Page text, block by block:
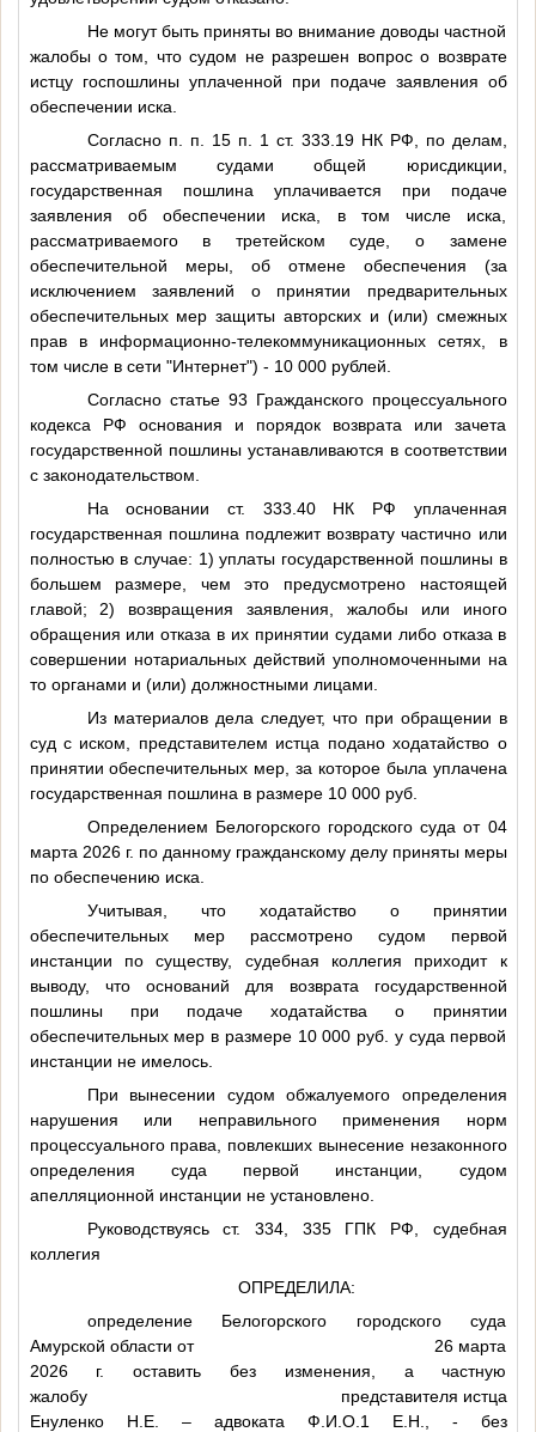
Не могут быть приняты во внимание доводы частной
жалобы о том, что судом не разрешен вопрос о возврате
истцу госпошлины уплаченной при подаче заявления об
обеспечении иска.
Согласно п. п. 15 п. 1 ст. 333.19 НК РФ, по делам,
рассматриваемым судами общей юрисдикции,
государственная пошлина уплачивается при подаче
заявления об обеспечении иска, в том числе иска,
рассматриваемого в третейском суде, о замене
обеспечительной меры, об отмене обеспечения (за
исключением заявлений о принятии предварительных
обеспечительных мер защиты авторских и (или) смежных
прав в информационно-телекоммуникационных сетях, в
том числе в сети "Интернет") - 10 000 рублей.
Согласно статье 93 Гражданского процессуального
кодекса РФ основания и порядок возврата или зачета
государственной пошлины устанавливаются в соответствии
с законодательством.
На основании ст. 333.40 НК РФ уплаченная
государственная пошлина подлежит возврату частично или
полностью в случае: 1) уплаты государственной пошлины в
большем размере, чем это предусмотрено настоящей
главой; 2) возвращения заявления, жалобы или иного
обращения или отказа в их принятии судами либо отказа в
совершении нотариальных действий уполномоченными на
то органами и (или) должностными лицами.
Из материалов дела следует, что при обращении в
суд с иском, представителем истца подано ходатайство о
принятии обеспечительных мер, за которое была уплачена
государственная пошлина в размере 10 000 руб.
Определением Белогорского городского суда от 04
марта 2026 г. по данному гражданскому делу приняты меры
по обеспечению иска.
Учитывая, что ходатайство о принятии
обеспечительных мер рассмотрено судом первой
инстанции по существу, судебная коллегия приходит к
выводу, что оснований для возврата государственной
пошлины при подаче ходатайства о принятии
обеспечительных мер в размере 10 000 руб. у суда первой
инстанции не имелось.
При вынесении судом обжалуемого определения
нарушения или неправильного применения норм
процессуального права, повлекших вынесение незаконного
определения суда первой инстанции, судом
апелляционной инстанции не установлено.
Руководствуясь ст. 334, 335 ГПК РФ, судебная
коллегия
ОПРЕДЕЛИЛА:
определение Белогорского городского суда
Амурской области от 26 марта
2026 г. оставить без изменения, а частную
жалобу представителя истца
Енуленко Н.Е. – адвоката Ф.И.О.1
Е.Н., - без